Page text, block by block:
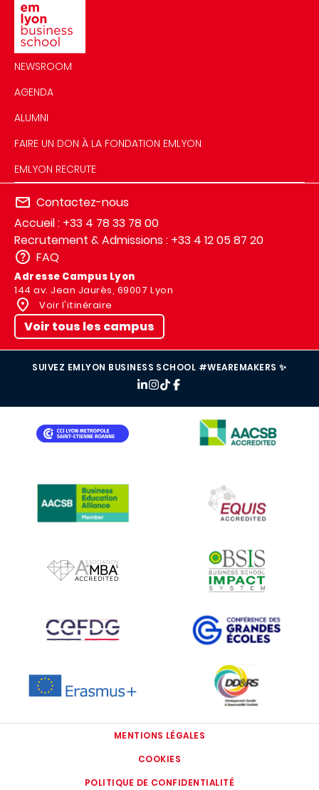
NEWSROOM
AGENDA
ALUMNI
FAIRE UN DON À LA FONDATION EMLYON
EMLYON RECRUTE
Contactez-nous
Accueil : +33 4 78 33 78 00
Recrutement & Admissions : +33 4 12 05 87 20
FAQ
Adresse Campus Lyon
144 av. Jean Jaurès, 69007 Lyon
Voir l'itinéraire
Voir tous les campus
SUIVEZ EMLYON BUSINESS SCHOOL #WEAREMAKERS ✨
IMAGE
IMAGE
IMAGE
IMAGE
IMAGE IMAGE
MENTIONS LÉGALES
COOKIES
POLITIQUE DE CONFIDENTIALITÉ